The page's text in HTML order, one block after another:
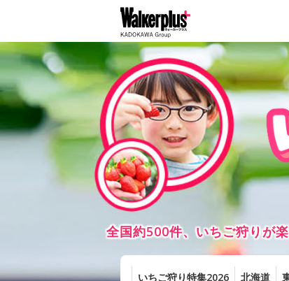
全国約500件、いちご狩りが
いちご狩り特集2026 北海道